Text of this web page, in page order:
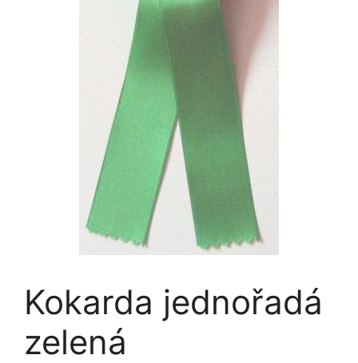
Kokarda jednořadá
zelená